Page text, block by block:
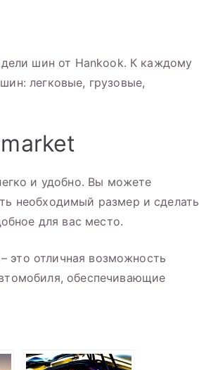
шин от Hankook. К каждому
легковые, грузовые,
и удобно. Вы можете
необходимый размер и сделать
для вас место.
это отличная возможность
обеспечивающие